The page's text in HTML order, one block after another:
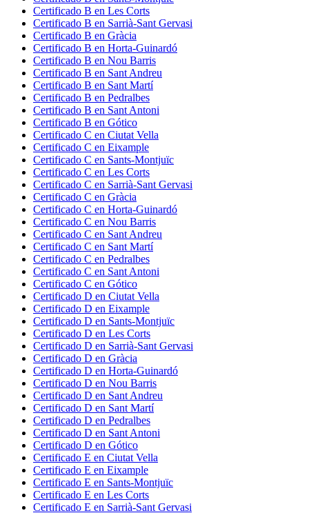
Certificado B en Les Corts
Certificado B en Sarrià-Sant Gervasi
Certificado B en Gràcia
Certificado B en Horta-Guinardó
Certificado B en Nou Barris
Certificado B en Sant Andreu
Certificado B en Sant Martí
Certificado B en Pedralbes
Certificado B en Sant Antoni
Certificado B en Gótico
Certificado C en Ciutat Vella
Certificado C en Eixample
Certificado C en Sants-Montjuïc
Certificado C en Les Corts
Certificado C en Sarrià-Sant Gervasi
Certificado C en Gràcia
Certificado C en Horta-Guinardó
Certificado C en Nou Barris
Certificado C en Sant Andreu
Certificado C en Sant Martí
Certificado C en Pedralbes
Certificado C en Sant Antoni
Certificado C en Gótico
Certificado D en Ciutat Vella
Certificado D en Eixample
Certificado D en Sants-Montjuïc
Certificado D en Les Corts
Certificado D en Sarrià-Sant Gervasi
Certificado D en Gràcia
Certificado D en Horta-Guinardó
Certificado D en Nou Barris
Certificado D en Sant Andreu
Certificado D en Sant Martí
Certificado D en Pedralbes
Certificado D en Sant Antoni
Certificado D en Gótico
Certificado E en Ciutat Vella
Certificado E en Eixample
Certificado E en Sants-Montjuïc
Certificado E en Les Corts
Certificado E en Sarrià-Sant Gervasi